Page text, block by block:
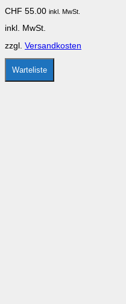
Optionen
auf
Produktseite
gewählt
werden
CHF 55.00 inkl. MwSt.
inkl. MwSt.
zzgl. Versandkosten
Warteliste